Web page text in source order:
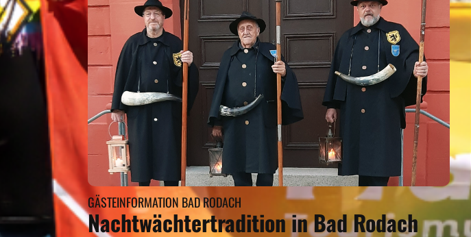
GÄSTEINFORMATION BAD RODACH
Nachtwächtertradition in Bad Rodach